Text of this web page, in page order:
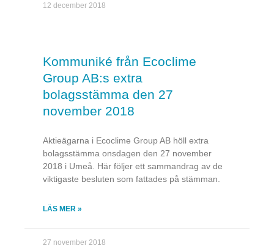
12 december 2018
Kommuniké från Ecoclime
Group AB:s extra
bolagsstämma den 27
november 2018
Aktieägarna i Ecoclime Group AB höll extra
bolagsstämma onsdagen den 27 november
2018 i Umeå. Här följer ett sammandrag av de
viktigaste besluten som fattades på stämman.
LÄS MER »
27 november 2018